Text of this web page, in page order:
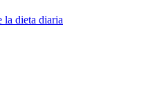
la dieta diaria